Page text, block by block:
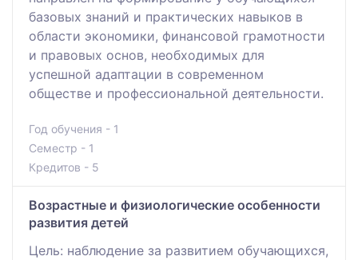
базовых знаний и практических навыков в
области экономики, финансовой грамотности
и правовых основ, необходимых для
успешной адаптации в современном
обществе и профессиональной деятельности.
Год обучения - 1
Семестр - 1
Кредитов - 5
Возрастные и физиологические особенности
развития детей
Цель: наблюдение за развитием обучающихся,